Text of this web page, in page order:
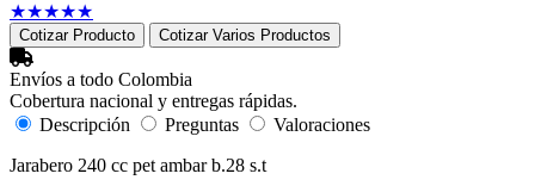
★★★★★
Cotizar Producto Cotizar Varios Productos
Envíos a todo Colombia
Cobertura nacional y entregas rápidas.
Descripción
Preguntas
Valoraciones
Jarabero 240 cc pet ambar b.28 s.t